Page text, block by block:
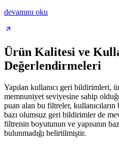
devamını oku
Ürün Kalitesi ve
Değerlendirmeleri
Yapılan kullanıcı geri bildirimleri,
memnuniyet seviyesine sahip
puan alan bu filtreler,
bazı olumsuz geri bildirimler de
filtrenin boyutunun ve yapısının
bulunmadığı belirtilmiştir.